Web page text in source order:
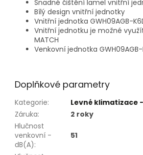
Snadné čištění lamel vnitřní
Bílý design vnitřní jednotky
Vnitřní jednotka GWH09AGB-
Vnitřní jednotku je možné
MATCH
Venkovní jednotka GWH09AGB-
Doplňkové parametry
Kategorie:
Levné klimatizace
Záruka:
2 roky
Hlučnost
venkovní -
dB(A):
51